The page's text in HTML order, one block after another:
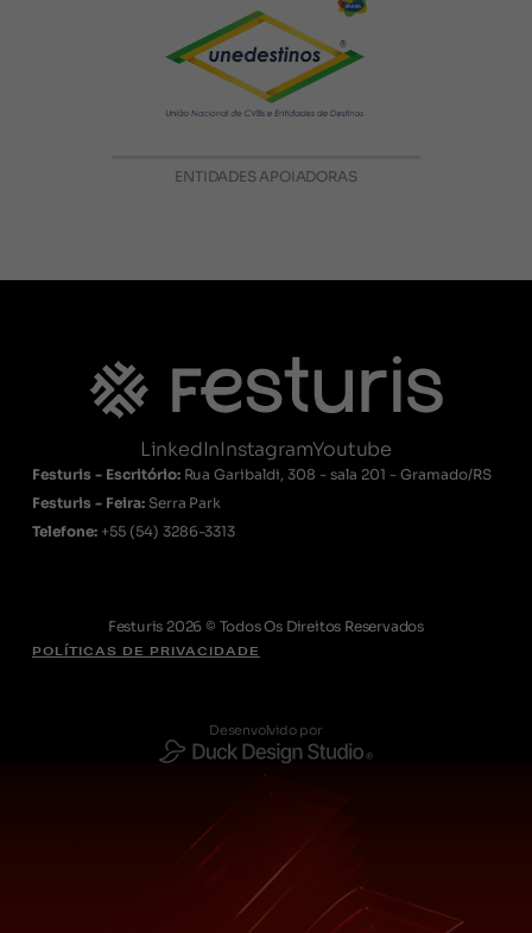
ENTIDADES APOIADORAS
LinkedInInstagramYoutube
Festuris - Escritório: Rua Garibaldi, 308 - sala 201 - Gramado/RS
Festuris - Feira: Serra Park
Telefone: +55 (54) 3286-3313
Festuris 2026 © Todos Os Direitos Reservados
POLÍTICAS DE PRIVACIDADE
Desenvolvido por